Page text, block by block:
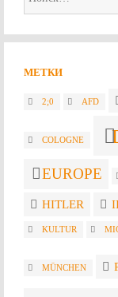
МЕТКИ
2;0 AFD
COLOGNE
EUROPE
HITLER
KULTUR
MÜNCHEN